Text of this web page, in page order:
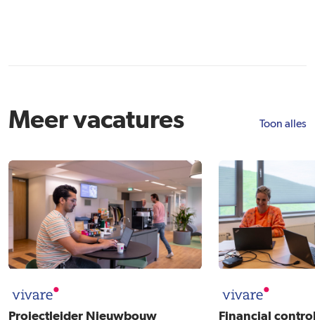
Meer vacatures Toon alles
Projectleider Nieuwbouw Financial